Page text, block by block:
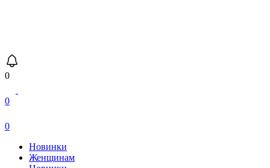
0
0
0
Новинки
Женщинам